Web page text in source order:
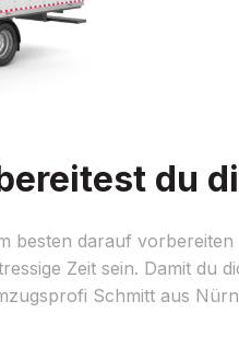
du
besten darauf vorbereiten
Zeit sein. Damit du
Schmitt aus